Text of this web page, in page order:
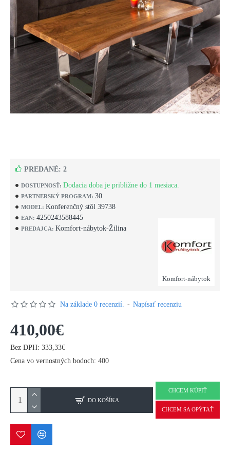
DOSTUPNOSŤ: Dodacia doba je približne do 1 mesiaca.
PARTNERSKÝ PROGRAM: 30
MODEL: Konferenčný stôl 39738
EAN: 4250243588445
PREDAJCA: Komfort-nábytok-Žilina
Komfort-nábytok
PREDANÉ: 2
Na základe 0 recenzií. - Napísať recenziu
410,00€
Bez DPH: 333,33€
Cena vo vernostných bodoch: 400
DO KOŠÍKA
CHCEM KÚPIŤ
CHCEM SA OPÝTAŤ